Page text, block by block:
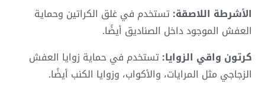
الأشرطة اللاصقة:تستخدم في غلق الكراتين وحماية
العفش الموجود داخل الصناديق أيضًا.
كرتون واقي الزوايا:تستخدم في حماية زوايا العفش
الزجاجي مثل المرايات، والأكواب، وزوايا الكنب أيضًا.